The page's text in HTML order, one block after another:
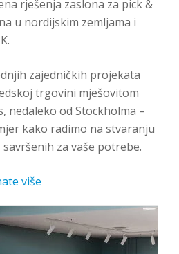
rješenja zaslona za pick &
u nordijskim zemljama i
zajedničkih projekata
trgovini mješovitom
nedaleko od Stockholma –
kako radimo na stvaranju
za vaše potrebe.
više